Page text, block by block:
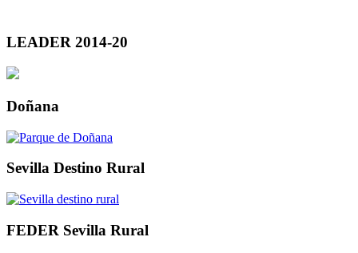
LEADER 2014-20
Doñana
Sevilla Destino Rural
FEDER Sevilla Rural